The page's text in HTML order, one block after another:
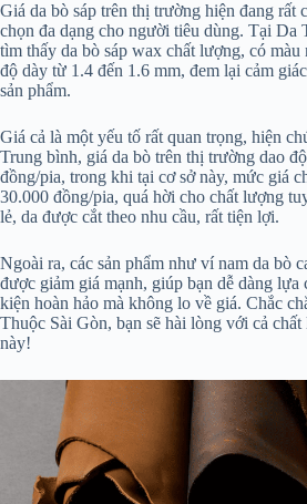
Giá da bò sáp trên thị trường hiện đang rất
chọn đa dạng cho người tiêu dùng. Tại Da
tìm thấy da bò sáp wax chất lượng, có màu
độ dày từ 1.4 đến 1.6 mm, đem lại cảm
sản phẩm.
Giá cả là một yếu tố rất quan trọng, hiện
Trung bình, giá da bò trên thị trường dao
đồng/pia, trong khi tại cơ sở này, mức giá
30.000 đồng/pia, quá hời cho chất lượng
lẻ, da được cắt theo nhu cầu, rất tiện lợi.
Ngoài ra, các sản phẩm như ví nam da bò
được giảm giá mạnh, giúp bạn dễ dàng
kiện hoàn hảo mà không lo về giá. Chắc
Thuộc Sài Gòn, bạn sẽ hài lòng với cả
này!